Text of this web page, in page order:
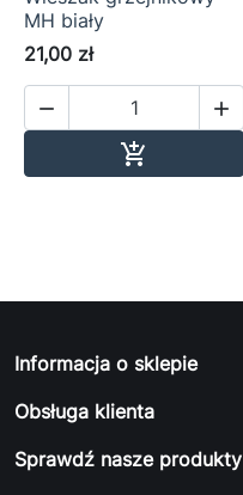
MH biały
21,00 zł
 

Informacja o sklepie
Obsługa klienta
Sprawdź nasze produkty